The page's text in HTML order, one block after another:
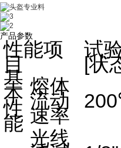
产品参数
性能项
目
试
[状
基
本
性
能
熔体
流动
速率
光线